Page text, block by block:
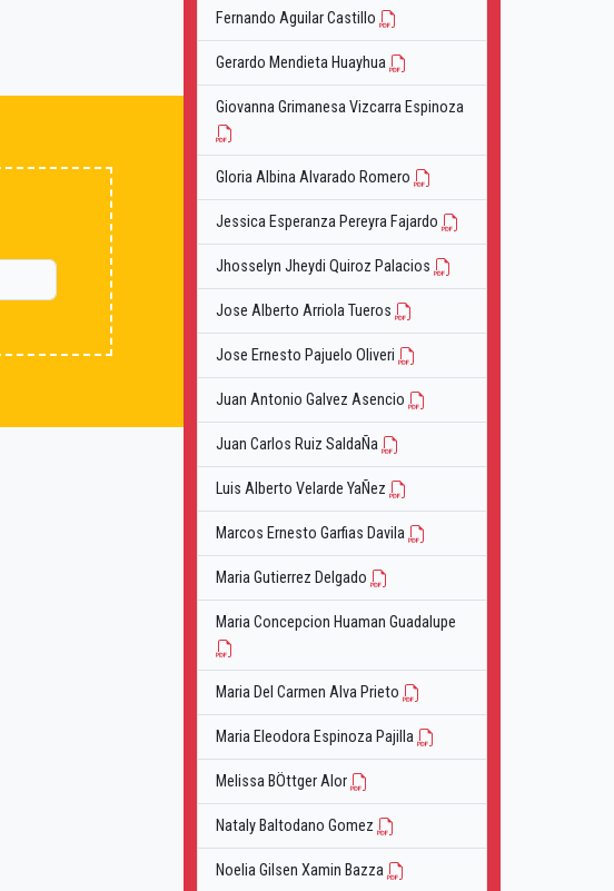
Fernando Aguilar Castillo
Gerardo Mendieta Huayhua
Giovanna Grimanesa Vizcarra Espinoza
Gloria Albina Alvarado Romero
Jessica Esperanza Pereyra Fajardo
Jhosselyn Jheydi Quiroz Palacios
Jose Alberto Arriola Tueros
Jose Ernesto Pajuelo Oliveri
Juan Antonio Galvez Asencio
Juan Carlos Ruiz SaldaÑa
Luis Alberto Velarde YaÑez
Marcos Ernesto Garfias Davila
Maria Gutierrez Delgado
Maria Concepcion Huaman Guadalupe
Maria Del Carmen Alva Prieto
Maria Eleodora Espinoza Pajilla
Melissa BÖttger Alor
Nataly Baltodano Gomez
Noelia Gilsen Xamin Bazza